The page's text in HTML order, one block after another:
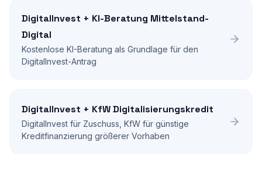
DigitalInvest + KI-Beratung Mittelstand-
Digital
Kostenlose KI-Beratung als Grundlage für den
DigitalInvest-Antrag
DigitalInvest + KfW Digitalisierungskredit
DigitalInvest für Zuschuss, KfW für günstige
Kreditfinanzierung größerer Vorhaben